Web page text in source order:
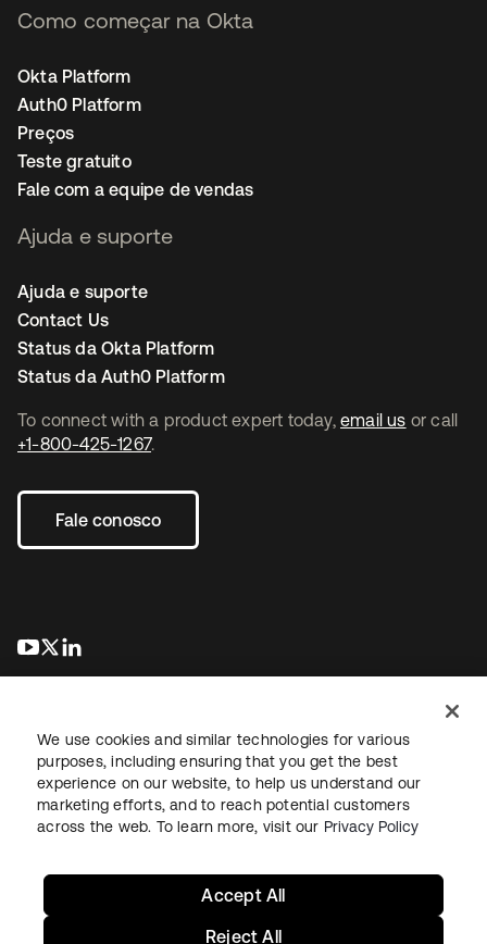
To connect with a product expert today, email us or call
+1-800-425-1267.
Fale conosco
abre em uma nova guia
abre em uma nova guia
Como começar na Okta
Okta Platform
Auth0 Platform
Preços
Teste gratuito
Fale com a equipe de vendas
Ajuda e suporte
Ajuda e suporte
Contact Us
Status da Okta Platform
Status da Auth0 Platform
JurídicoPolítica de privacidadeTermos do siteSegurança
Mapa do sitePreferências de cookies
We use cookies and similar technologies for various
purposes, including ensuring that you get the best
experience on our website, to help us understand our
marketing efforts, and to reach potential customers
across the web. To learn more, visit our Privacy Policy
Reject All
Accept All